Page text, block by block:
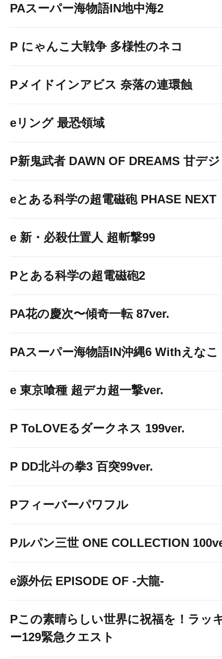
PAスーパー海物語IN地中海2
P にゃんこ大戦争 多様性のネコ
Pメイドインアビス 奈落の連環蝕
eリング 最恐領域
P新鬼武者 DAWN OF DREAMS 甘デジ
eとある科学の超電磁砲 PHASE NEXT
e 新・必殺仕置人 超斬撃99
Pとある科学の超電磁砲2
PA花の慶次〜傾奇一転 87ver.
PAスーパー海物語IN沖縄6 Withえなこ
e 東京喰種 超デカ超一撃ver.
P ToLOVEるダークネス 199ver.
P DD北斗の拳3 百突99ver.
Pフィーバーパワフル
Pルパン三世 ONE COLLECTION
e源外伝 EPISODE OF -大龍-
Pこの素晴らしい世界に祝福を！ラッ
ー129緊急クエスト